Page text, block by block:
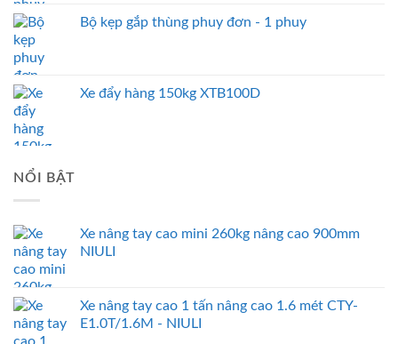
Bộ kẹp gắp thùng phuy đơn - 1 phuy
Xe đẩy hàng 150kg XTB100D
NỔI BẬT
Xe nâng tay cao mini 260kg nâng cao 900mm
NIULI
Xe nâng tay cao 1 tấn nâng cao 1.6 mét CTY-
E1.0T/1.6M - NIULI